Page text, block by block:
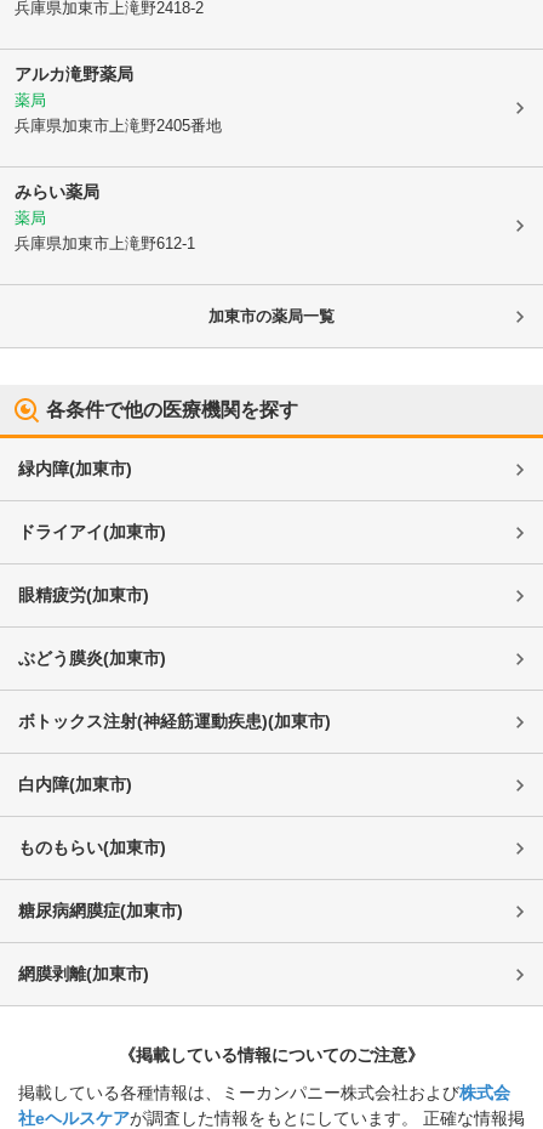
兵庫県加東市 上滝野2418-2
アルカ滝野薬局
薬局
兵庫県加東市 上滝野2405番地
みらい薬局
薬局
兵庫県加東市 上滝野612-1
加東市の薬局一覧
各条件で他の医療機関を探す
緑内障(加東市)
ドライアイ(加東市)
眼精疲労(加東市)
ぶどう膜炎(加東市)
ボトックス注射(神経筋運動疾患)(加東市)
白内障(加東市)
ものもらい(加東市)
糖尿病網膜症(加東市)
網膜剥離(加東市)
《掲載している情報についてのご注意》
掲載している各種情報は、ミーカンパニー株式会社および株式会
社eヘルスケアが調査した情報をもとにしています。 正確な情報掲